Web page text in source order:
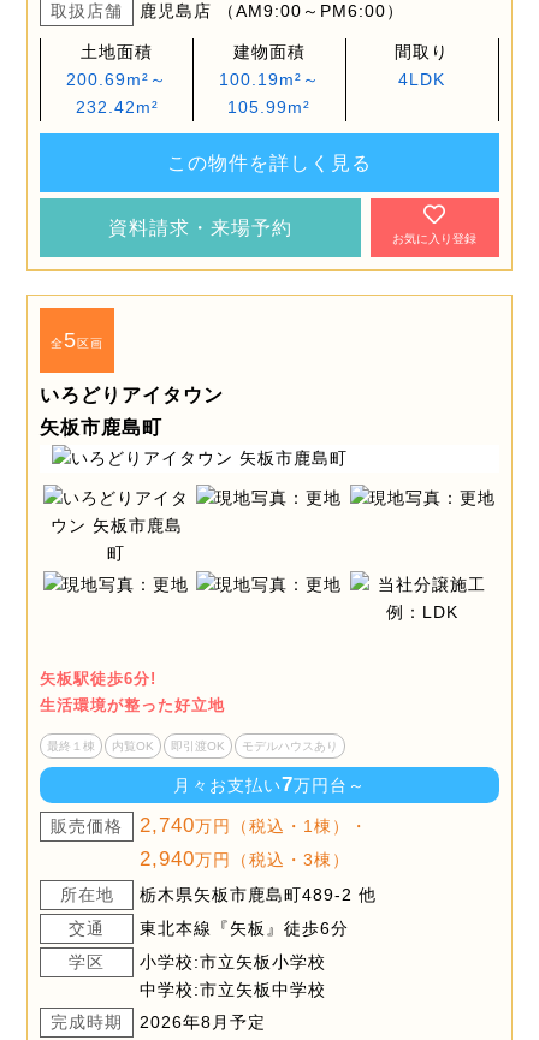
取扱店舗
鹿児島店 （AM9:00～PM6:00）
土地面積
200.69m²～
232.42m²
建物面積
100.19m²～
105.99m²
間取り
4LDK
この物件を詳しく見る
資料請求・来場予約
お気に入り登録
全5区画
いろどりアイタウン
矢板市鹿島町
矢板駅徒歩6分!
生活環境が整った好立地
最終１棟 内覧OK 即引渡OK モデルハウスあり
月々お支払い7万円台～
販売価格 2,740万円（税込・1棟）・
2,940万円（税込・3棟）
所在地
栃木県矢板市鹿島町489-2 他
交通
東北本線『矢板』徒歩6分
学区
小学校:市立矢板小学校
中学校:市立矢板中学校
完成時期
2026年8月予定